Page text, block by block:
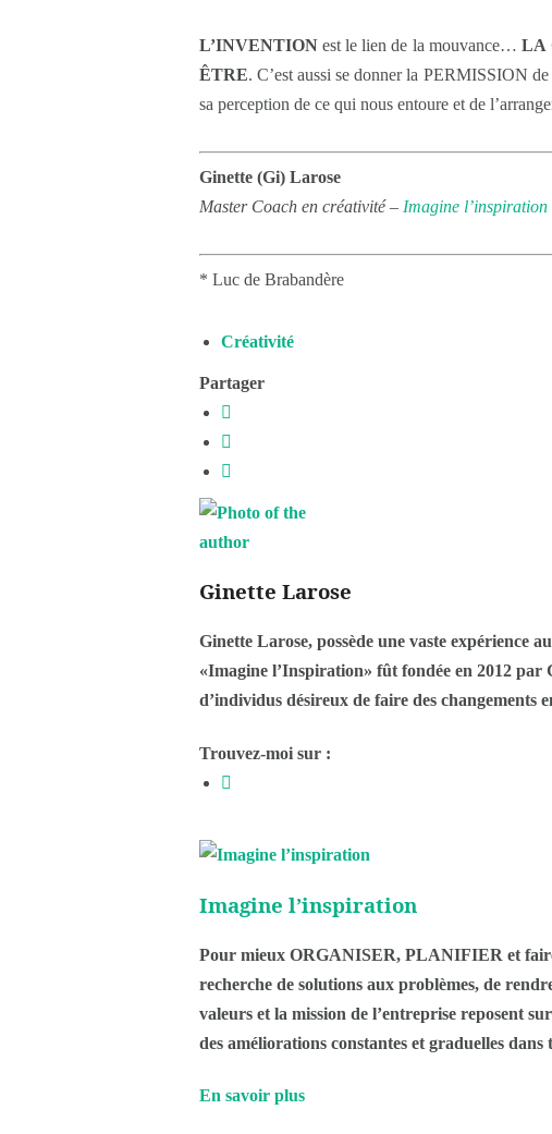
L’INVENTION est le lien de la mouvance… LA
ÊTRE. C’est aussi se donner la PERMISSION
sa perception de ce qui nous entoure et de
Ginette (Gi) Larose
Master Coach en créativité – Imagine l’inspiration
* Luc de Brabandère
Créativité
Partager
Ginette Larose
Ginette Larose, possède une vaste expérience
«Imagine l’Inspiration» fût fondée en 2012 par
d’individus désireux de faire des
Trouvez-moi sur :
Imagine l’inspiration
Pour mieux ORGANISER, PLANIFIER et faire
recherche de solutions aux problèmes, de
valeurs et la mission de l’entreprise reposent
des améliorations constantes et graduelles
En savoir plus